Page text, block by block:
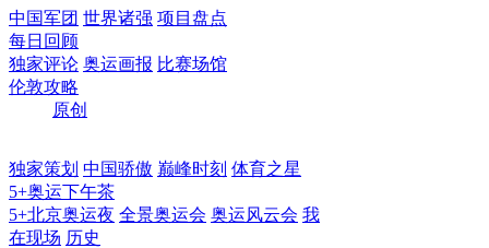
中国军团 世界诸强 项目盘点
每日回顾
独家评论 奥运画报 比赛场馆
伦敦攻略
原创
独家策划 中国骄傲 巅峰时刻 体育之星
5+奥运下午茶
5+北京奥运夜 全景奥运会 奥运风云会 我
在现场 历史